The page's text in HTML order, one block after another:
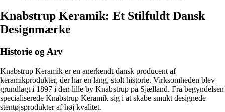
Knabstrup Keramik: Et Stilfuldt Dansk
Designmærke
Historie og Arv
Knabstrup Keramik er en anerkendt dansk producent af
keramikprodukter, der har en lang, stolt historie. Virksomheden blev
grundlagt i 1897 i den lille by Knabstrup på Sjælland. Fra begyndelsen
specialiserede Knabstrup Keramik sig i at skabe smukt designede
stentøjsprodukter af høj kvalitet.